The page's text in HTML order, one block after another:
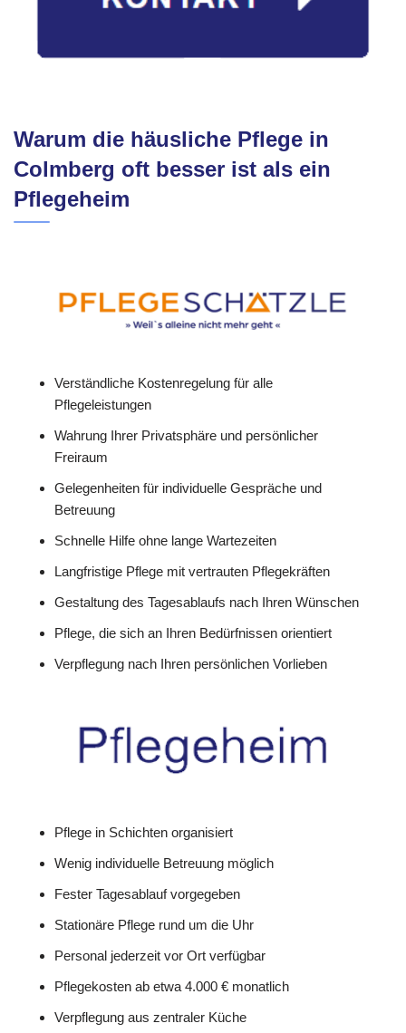
Warum die häusliche Pflege in
Colmberg oft besser ist als ein
Pflegeheim
Verständliche Kostenregelung für alle
Pflegeleistungen
Wahrung Ihrer Privatsphäre und persönlicher
Freiraum
Gelegenheiten für individuelle Gespräche und
Betreuung
Schnelle Hilfe ohne lange Wartezeiten
Langfristige Pflege mit vertrauten Pflegekräften
Gestaltung des Tagesablaufs nach Ihren Wünschen
Pflege, die sich an Ihren Bedürfnissen orientiert
Verpflegung nach Ihren persönlichen Vorlieben
Pflege in Schichten organisiert
Wenig individuelle Betreuung möglich
Fester Tagesablauf vorgegeben
Stationäre Pflege rund um die Uhr
Personal jederzeit vor Ort verfügbar
Pflegekosten ab etwa 4.000 € monatlich
Verpflegung aus zentraler Küche